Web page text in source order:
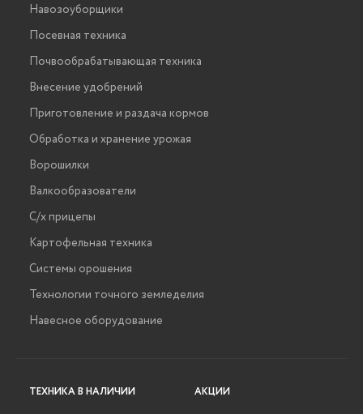
Навозоуборщики
Посевная техника
Почвообрабатывающая техника
Внесение удобрений
Приготовление и раздача кормов
Обработка и хранение урожая
Ворошилки
Валкообразователи
С/х прицепы
Картофельная техника
Системы орошения
Технологии точного земледелия
Навесное оборудование
ТЕХНИКА В НАЛИЧИИ АКЦИИ